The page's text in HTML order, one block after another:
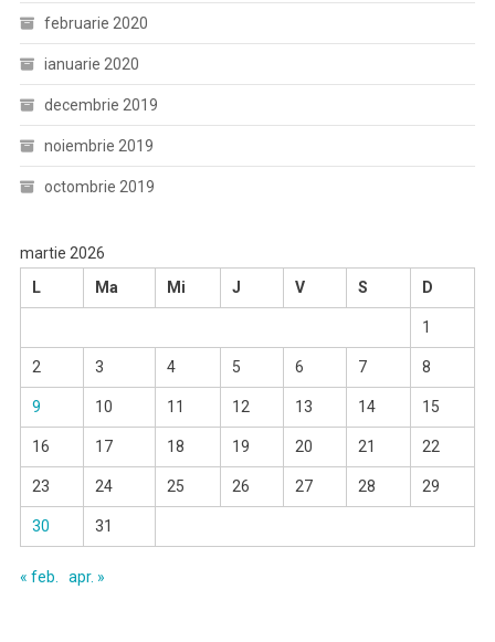
februarie 2020
ianuarie 2020
decembrie 2019
noiembrie 2019
octombrie 2019
martie 2026
L
Ma Mi J V S D
1
2 3 4 5 6 7 8
9 10 11 12 13 14 15
16 17 18 19 20 21 22
23 24 25 26 27 28 29
30 31
« feb. apr. »